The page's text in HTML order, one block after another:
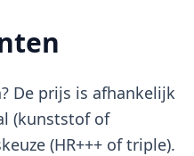
De prijs is afhankelijk
(kunststof of
(HR+++ of triple).